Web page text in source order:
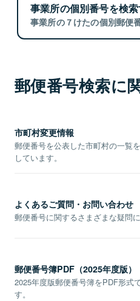
事業所の個別番号を検
事業所の７けたの個別郵便
郵便番号検索に
市町村変更情報
郵便番号を公表した市町村の一覧
しています。
よくあるご質問・お問い合わせ
郵便番号に関するさまざまな疑問に
郵便番号簿PDF（2025年度版）
2025年度版郵便番号簿をPDF形式
す。